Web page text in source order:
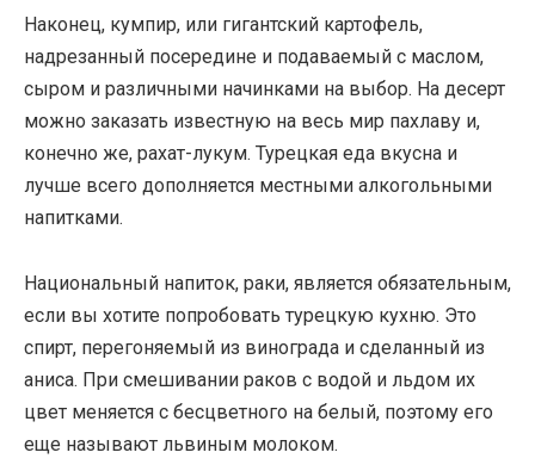
Наконец, кумпир, или гигантский картофель,
надрезанный посередине и подаваемый с маслом,
сыром и различными начинками на выбор. На десерт
можно заказать известную на весь мир пахлаву и,
конечно же, рахат-лукум. Турецкая еда вкусна и
лучше всего дополняется местными алкогольными
напитками.
Национальный напиток, раки, является обязательным,
если вы хотите попробовать турецкую кухню. Это
спирт, перегоняемый из винограда и сделанный из
аниса. При смешивании раков с водой и льдом их
цвет меняется с бесцветного на белый, поэтому его
еще называют львиным молоком.